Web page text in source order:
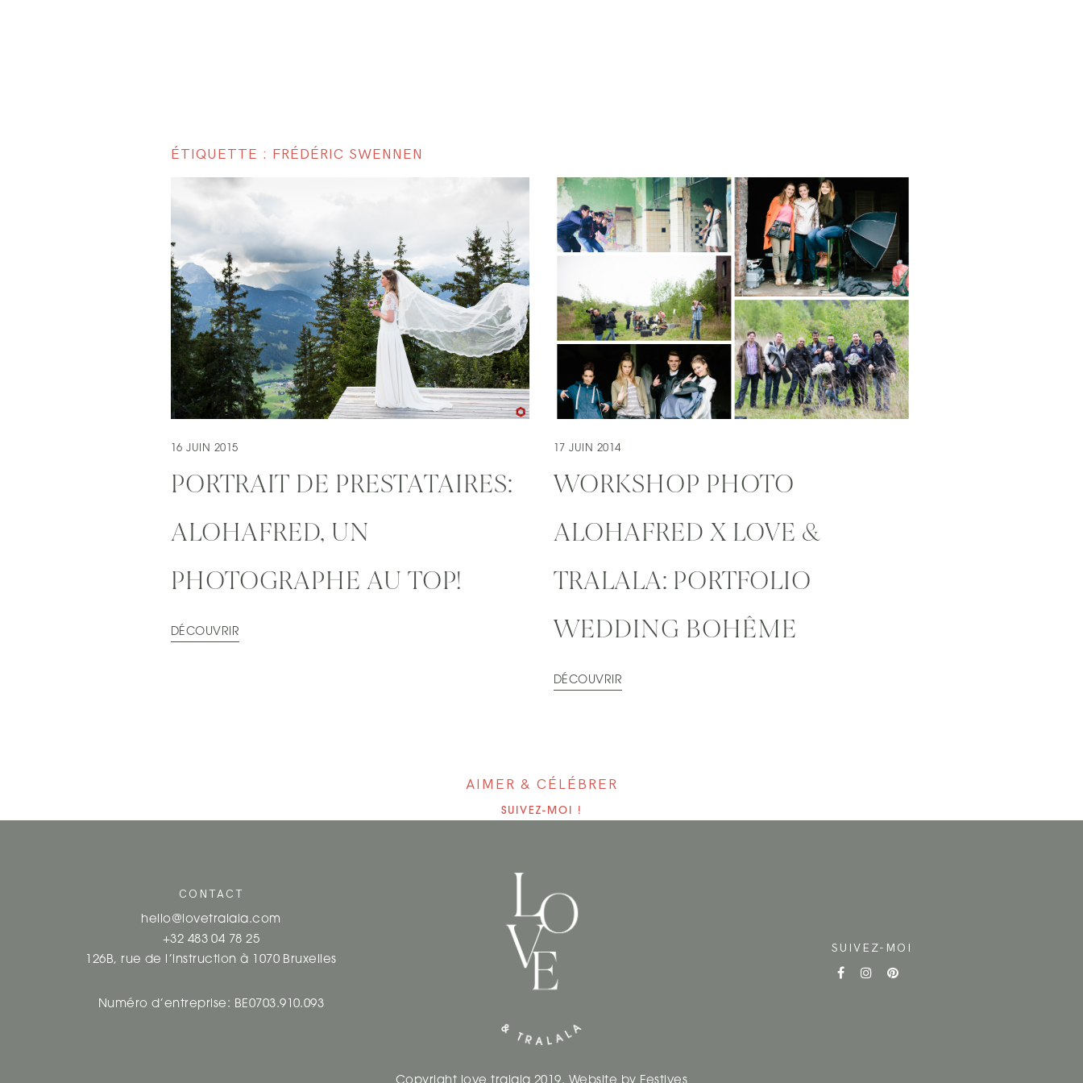
ÉTIQUETTE : FRÉDÉRIC SWENNEN
16 JUIN 2015
PORTRAIT DE PRESTATAIRES:
ALOHAFRED, UN
PHOTOGRAPHE AU TOP!
DÉCOUVRIR
17 JUIN 2014
WORKSHOP PHOTO
ALOHAFRED X LOVE &
TRALALA: PORTFOLIO
WEDDING BOHÊME
DÉCOUVRIR
AIMER & CÉLÉBRER
SUIVEZ-MOI !
CONTACT
hello@lovetralala.com
+32 483 04 78 25
126B, rue de l’instruction à 1070 Bruxelles
Numéro d’entreprise: BE0703.910.093
SUIVEZ-MOI